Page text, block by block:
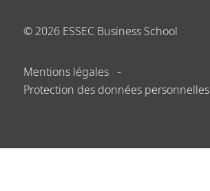
© 2026 ESSEC Business School
Mentions légales
Protection des données personnelles